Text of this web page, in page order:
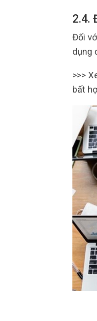
2.4.
Đối
dụng
>>>
bất